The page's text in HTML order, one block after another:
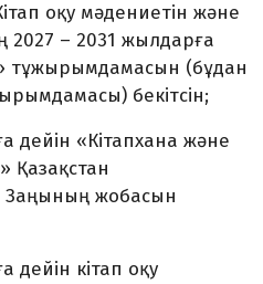
оқу мәдениетін және
2027 – 2031 жылдарға
тұжырымдамасын (бұдан
бекітсін;
дейін «Кітапхана және
Қазақстан
Заңының жобасын
дейін кітап оқу